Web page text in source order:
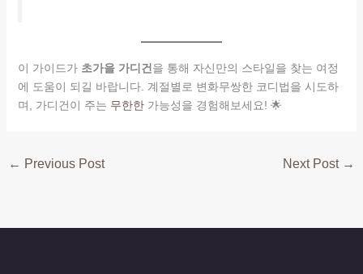
이 가이드가 초가을 가디건을 통해 자신만의 스타일을 찾는 여정
에 도움이 되길 바랍니다. 계절별로 변화무쌍한 코디법을 시도하
며, 가디건이 주는 무한한가능성을 경험해보세요! 🌟
← Previous Post Next Post →